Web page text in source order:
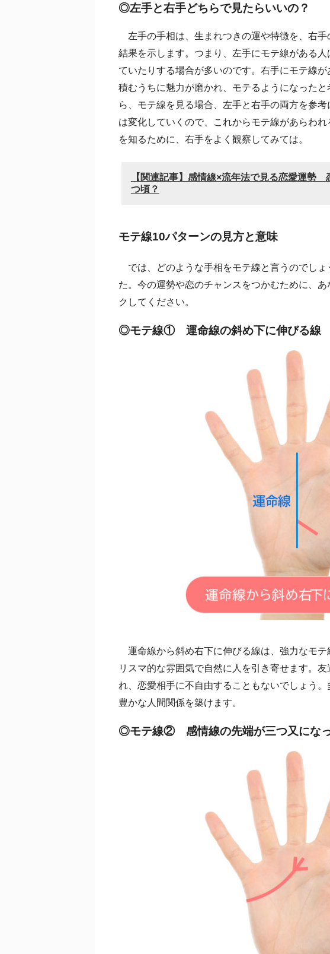
◎左手と右手どちらで見たらいいの？
左手の手相は、生まれつきの運や特徴を、右手
結果を示します。つまり、左手にモテ線がある
ていたりする場合が多いのです。右手にモテ線
積むうちに魅力が磨かれ、モテるようになった
ら、モテ線を見る場合、左手と右手の両方を参
は変化していくので、これからモテ線があらわ
を知るために、右手をよく観察してみては。
【関連記事】感情線×流年法で見る恋愛運勢
つ頃？
モテ線10パターンの見方と意味
では、どのような手相をモテ線と言うのでしょ
た。今の運勢や恋のチャンスをつかむために、
クしてください。
◎モテ線① 運命線の斜め下に伸びる線
運命線から斜め右下に伸びる線は、強力なモテ
リスマ的な雰囲気で自然に人を引き寄せます。
れ、恋愛相手に不自由することもないでしょう。
豊かな人間関係を築けます。
◎モテ線② 感情線の先端が三つ又にな